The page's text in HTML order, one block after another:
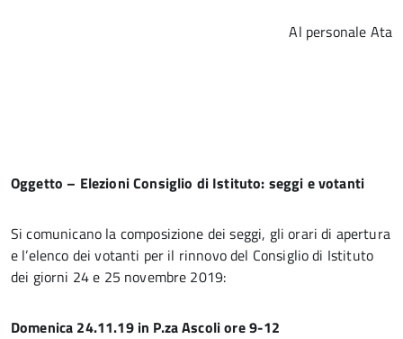
Al personale Ata
Oggetto – Elezioni Consiglio di Istituto: seggi e votanti
Si comunicano la composizione dei seggi, gli orari di apertura
e l’elenco dei votanti per il rinnovo del Consiglio di Istituto
dei giorni 24 e 25 novembre 2019:
Domenica 24.11.19 in P.za Ascoli ore 9-12